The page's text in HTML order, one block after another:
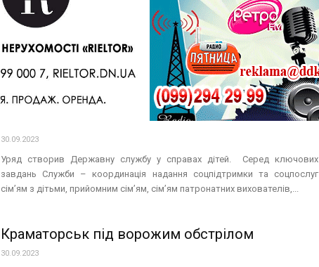
Ювенальні прокурори: 504 дитини загинули в Україні внаслідок збройної
агресії рф. Більше ніж 1629 дітей постраждали в Україні внаслідок
повномасштабної збройної агресії рф. Станом на...
Уряд створив Державну службу у справах
30.09.2023
Уряд створив Державну службу у справах дітей. Серед ключових
завдань Служби – координація надання соцпідтримки та соцпослуг
сім’ям з дітьми, прийомним сім’ям, сім’ям патронатних вихователів,...
Краматорськ під ворожим обстрілом
30.09.2023